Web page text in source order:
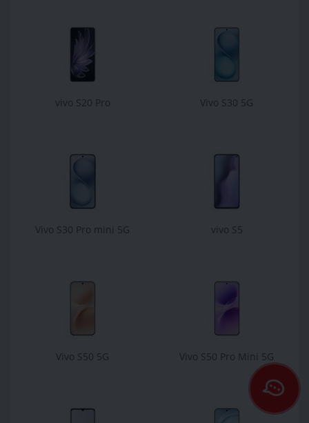
vivo S20 Pro Vivo S30 5G
Vivo S30 Pro mini 5G vivo S5
Vivo S50 5G Vivo S50 Pro Mini 5G